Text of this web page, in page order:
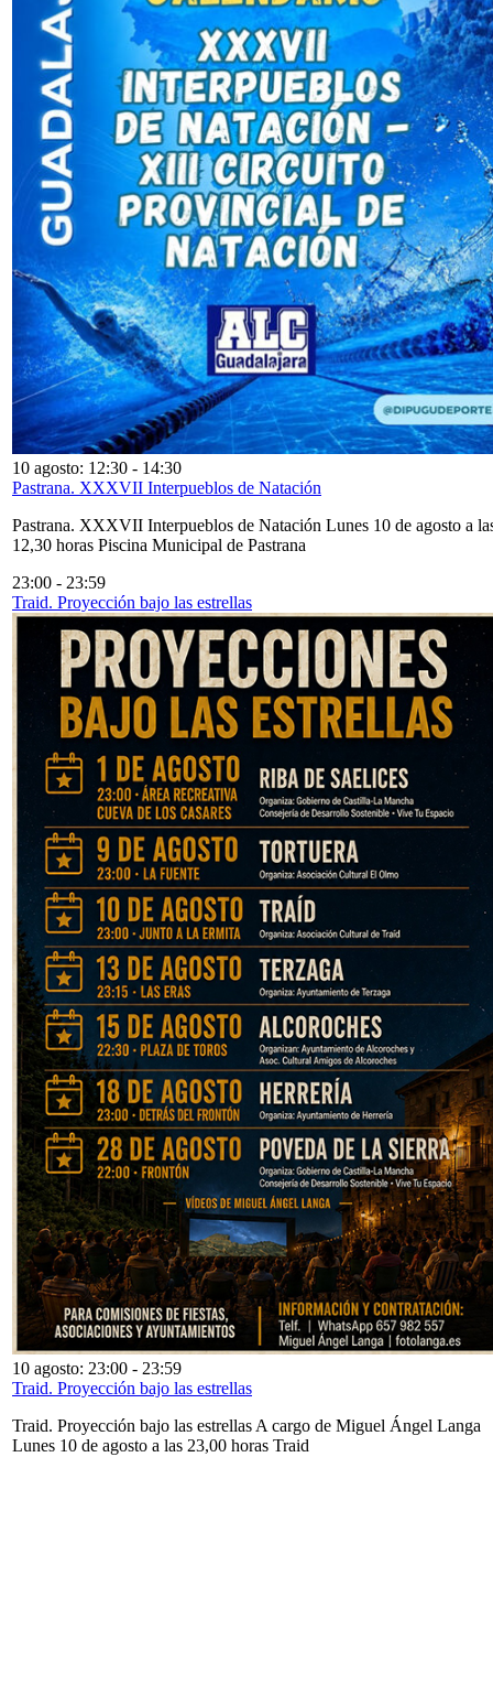
10 agosto: 12:30 - 14:30
Pastrana. XXXVII Interpueblos de Natación
Pastrana. XXXVII Interpueblos de Natación Lunes 10 de agosto a
12,30 horas Piscina Municipal de Pastrana
23:00 - 23:59
Traid. Proyección bajo las estrellas
10 agosto: 23:00 - 23:59
Traid. Proyección bajo las estrellas
Traid. Proyección bajo las estrellas A cargo de Miguel Ángel Langa
Lunes 10 de agosto a las 23,00 horas Traid